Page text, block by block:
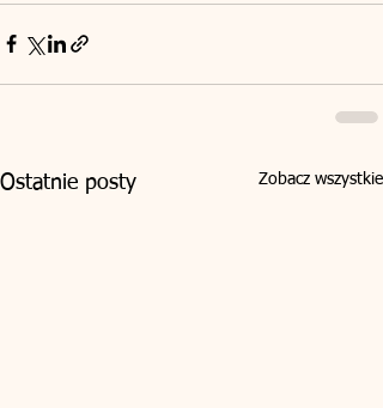
Ostatnie posty Zobacz wszystkie